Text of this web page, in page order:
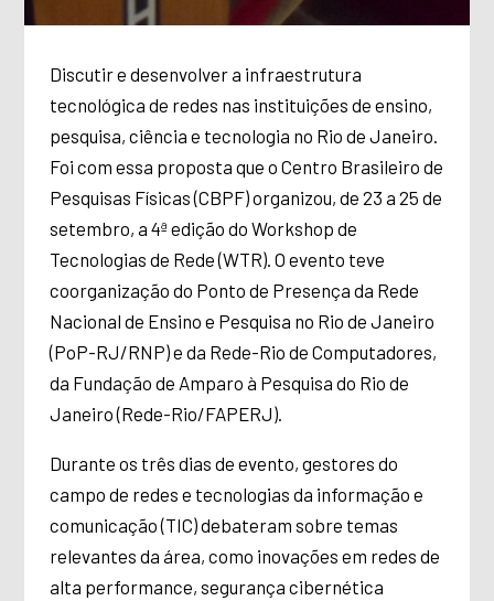
Discutir e desenvolver a infraestrutura
tecnológica de redes nas instituições de ensino,
pesquisa, ciência e tecnologia no Rio de Janeiro.
Foi com essa proposta que o Centro Brasileiro de
Pesquisas Físicas (CBPF) organizou, de 23 a 25 de
setembro, a 4ª edição do Workshop de
Tecnologias de Rede (WTR). O evento teve
coorganização do Ponto de Presença da Rede
Nacional de Ensino e Pesquisa no Rio de Janeiro
(PoP-RJ/RNP) e da Rede-Rio de Computadores,
da Fundação de Amparo à Pesquisa do Rio de
Janeiro (Rede-Rio/FAPERJ).
Durante os três dias de evento, gestores do
campo de redes e tecnologias da informação e
comunicação (TIC) debateram sobre temas
relevantes da área, como inovações em redes de
alta performance, segurança cibernética